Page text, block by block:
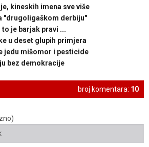
kineskih imena sve više
"drugoligaškom derbiju"
to je barjak pravi ...
u deset glupih primjera
jedu mišomor i pesticide
bez demokracije
broj komentara: 10